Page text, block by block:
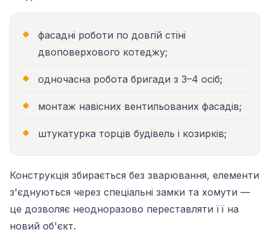
фасадні роботи по довгій стіні
двоповерхового котеджу;
одночасна робота бригади з 3–4 осіб;
монтаж навісних вентильованих фасадів;
штукатурка торців будівель і козирків;
Конструкція збирається без зварювання, елементи
з'єднуються через спеціальні замки та хомути —
це дозволяє неодноразово переставляти її на
новий об'єкт.